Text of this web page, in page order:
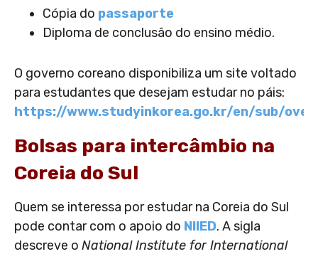
Cópia do passaporte
Diploma de conclusão do ensino médio.
O governo coreano disponibiliza um site voltado
para estudantes que desejam estudar no páis:
https://www.studyinkorea.go.kr/en/sub/
Bolsas para intercâmbio na
Coreia do Sul
Quem se interessa por estudar na Coreia do Sul
pode contar com o apoio do NIIED. A sigla
descreve o National Institute for International